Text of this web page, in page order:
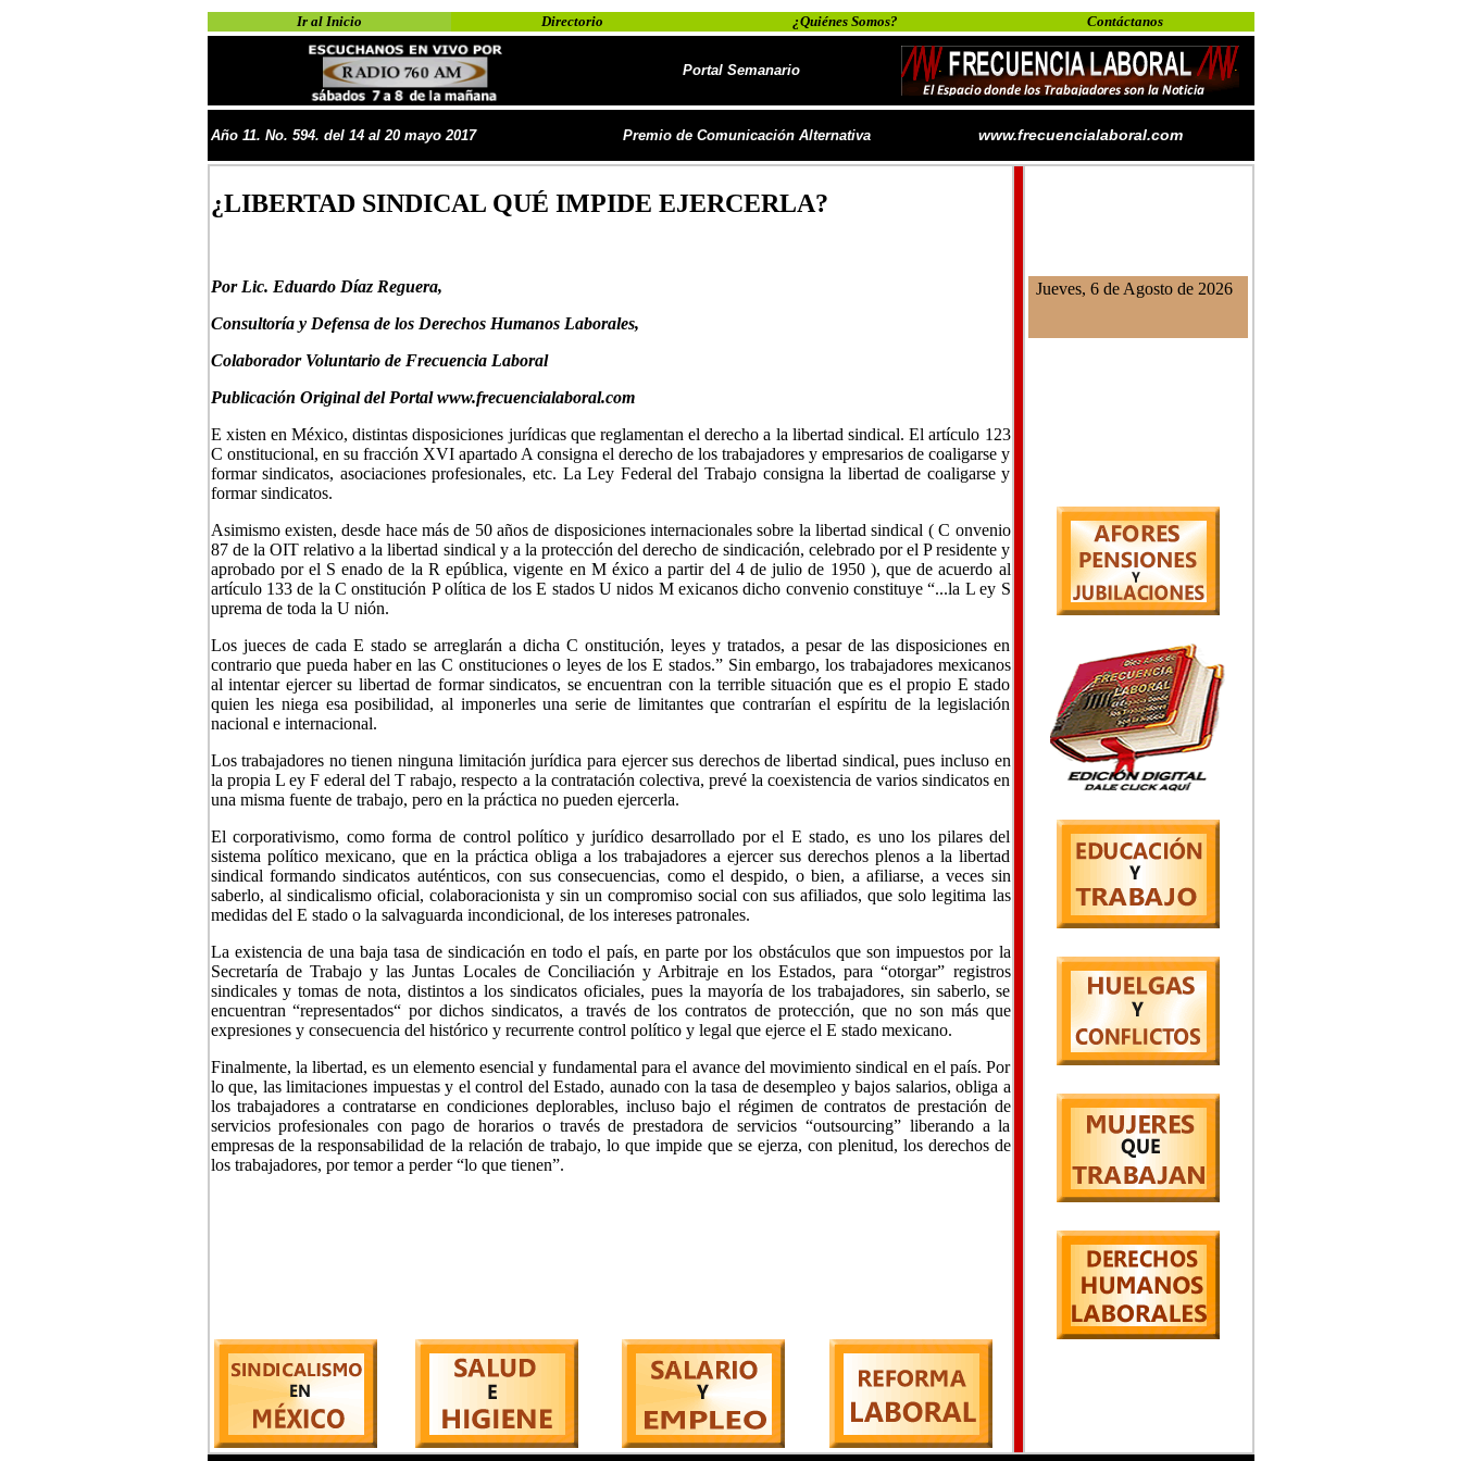
Ir al Inicio Directorio ¿Quiénes Somos? Contáctanos
Portal Semanario
Año 11. No. 594. del 14 al20 mayo2017 Premio de Comunicación Alternativa www.frecuencialaboral.com
¿LIBERTAD SINDICAL QUÉ IMPIDE EJERCERLA?
Por Lic. Eduardo Díaz Reguera,
Consultoría y Defensa de los Derechos Humanos Laborales,
Colaborador Voluntario de Frecuencia Laboral
Publicación Original del Portal www.frecuencialaboral.com
E xisten en México, distintas disposiciones jurídicas que reglamentan el derecho a la libertad sindical. El artículo 123
C onstitucional, en su fracción XVI apartado A consigna el derecho de los trabajadores y empresarios de coaligarse y
formar sindicatos, asociaciones profesionales, etc. La Ley Federal del Trabajo consigna la libertad de coaligarse y
formar sindicatos.
Asimismo existen, desde hace más de 50 años de disposiciones internacionales sobre la libertad sindical ( C onvenio
87 de la OIT relativo a la libertad sindical y a la protección del derecho de sindicación, celebrado por el P residente y
aprobado por el S enado de la R epública, vigente en M éxico a partir del 4 de julio de 1950 ), que de acuerdo al
artículo 133 de la C onstitución P olítica de los E stados U nidos M exicanos dicho convenio constituye “...la L ey S
uprema de toda la U nión.
Los jueces de cada E stado se arreglarán a dicha C onstitución, leyes y tratados, a pesar de las disposiciones en
contrario que pueda haber en las C onstituciones o leyes de los E stados.” Sin embargo, los trabajadores mexicanos
al intentar ejercer su libertad de formar sindicatos, se encuentran con la terrible situación que es el propio E stado
quien les niega esa posibilidad, al imponerles una serie de limitantes que contrarían el espíritu de la legislación
nacional e internacional.
Los trabajadores no tienen ninguna limitación jurídica para ejercer sus derechos de libertad sindical, pues incluso en
la propia L ey F ederal del T rabajo, respecto a la contratación colectiva, prevé la coexistencia de varios sindicatos en
una misma fuente de trabajo, pero en la práctica no pueden ejercerla.
El corporativismo, como forma de control político y jurídico desarrollado por el E stado, es uno los pilares del
sistema político mexicano, que en la práctica obliga a los trabajadores a ejercer sus derechos plenos a la libertad
sindical formando sindicatos auténticos, con sus consecuencias, como el despido, o bien, a afiliarse, a veces sin
saberlo, al sindicalismo oficial, colaboracionista y sin un compromiso social con sus afiliados, que solo legitima las
medidas del E stado o la salvaguarda incondicional, de los intereses patronales.
La existencia de una baja tasa de sindicación en todo el país, en parte por los obstáculos que son impuestos por la
Secretaría de Trabajo y las Juntas Locales de Conciliación y Arbitraje en los Estados, para “otorgar” registros
sindicales y tomas de nota, distintos a los sindicatos oficiales, pues la mayoría de los trabajadores, sin saberlo, se
encuentran “representados“ por dichos sindicatos, a través de los contratos de protección, que no son más que
expresiones y consecuencia del histórico y recurrente control político y legal que ejerce el E stado mexicano.
Finalmente, la libertad, es un elemento esencial y fundamental para el avance del movimiento sindical en el país. Por
lo que, las limitaciones impuestas y el control del Estado, aunado con la tasa de desempleo y bajos salarios, obliga a
los trabajadores a contratarse en condiciones deplorables, incluso bajo el régimen de contratos de prestación de
servicios profesionales con pago de horarios o través de prestadora de servicios “outsourcing” liberando a la
empresas de la responsabilidad de la relación de trabajo, lo que impide que se ejerza, con plenitud, los derechos de
los trabajadores, por temor a perder “lo que tienen”.
Jueves, 6 de Agosto de 2026